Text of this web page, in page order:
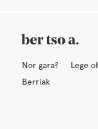
Nor gara? Lege
Berriak